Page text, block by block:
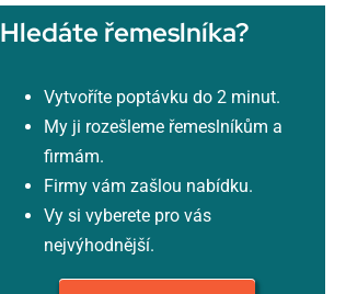
Hledáte řemeslníka?
Vytvoříte poptávku do 2 minut.
My ji rozešleme řemeslníkům a
firmám.
Firmy vám zašlou nabídku.
Vy si vyberete pro vás
nejvýhodnější.